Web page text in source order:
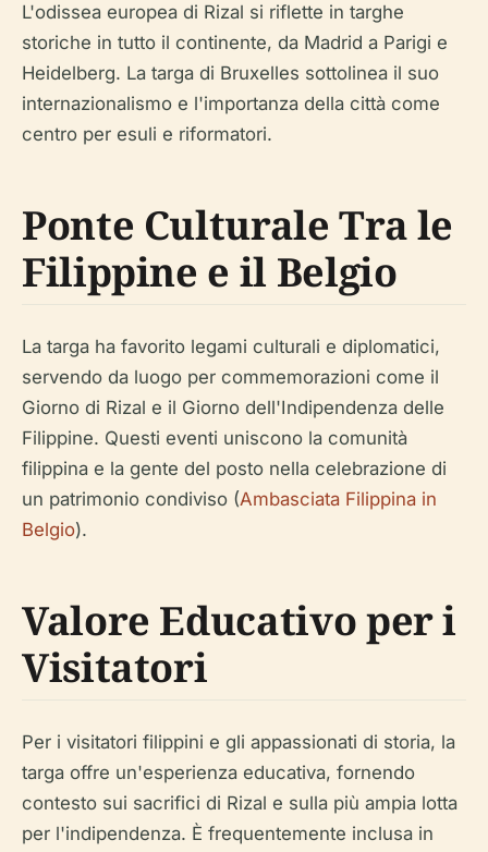
L'odissea europea di Rizal si riflette in targhe
storiche in tutto il continente, da Madrid a Parigi e
Heidelberg. La targa di Bruxelles sottolinea il suo
internazionalismo e l'importanza della città come
centro per esuli e riformatori.
Ponte Culturale Tra le
Filippine e il Belgio
La targa ha favorito legami culturali e diplomatici,
servendo da luogo per commemorazioni come il
Giorno di Rizal e il Giorno dell'Indipendenza delle
Filippine. Questi eventi uniscono la comunità
filippina e la gente del posto nella celebrazione di
un patrimonio condiviso (Ambasciata Filippina in
Belgio).
Valore Educativo per i
Visitatori
Per i visitatori filippini e gli appassionati di storia, la
targa offre un'esperienza educativa, fornendo
contesto sui sacrifici di Rizal e sulla più ampia lotta
per l'indipendenza. È frequentemente inclusa in